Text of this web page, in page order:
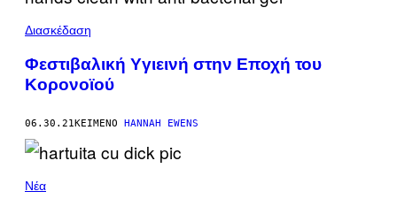
Διασκέδαση
Φεστιβαλική Yγιεινή στην Eποχή του
Kορονοϊού
06.30.21ΚΕΊΜΕΝΟ HANNAH EWENS
Νέα